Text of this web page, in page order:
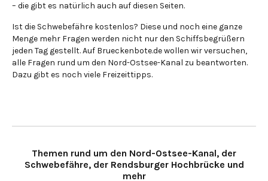
– die gibt es natürlich auch auf diesen Seiten.
Ist die Schwebefähre kostenlos? Diese und noch eine ganze
Menge mehr Fragen werden nicht nur den Schiffsbegrüßern
jeden Tag gestellt. Auf Brueckenbote.de wollen wir versuchen,
alle Fragen rund um den Nord-Ostsee-Kanal zu beantworten.
Dazu gibt es noch viele Freizeittipps.
Themen rund um den Nord-Ostsee-Kanal, der
Schwebefähre, der Rendsburger Hochbrücke und
mehr